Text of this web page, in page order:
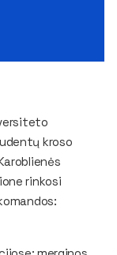
kroso
rinkosi